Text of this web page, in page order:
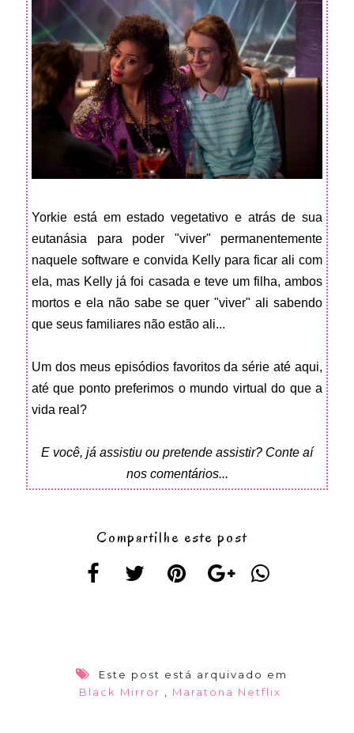
Yorkie está em estado vegetativo e atrás de sua
eutanásia para poder "viver" permanentemente
naquele software e convida Kelly para ficar ali com
ela, mas Kelly já foi casada e teve um filha, ambos
mortos e ela não sabe se quer "viver" ali sabendo
que seus familiares não estão ali...
Um dos meus episódios favoritos da série até aqui,
até que ponto preferimos o mundo virtual do que a
vida real?
E você, já assistiu ou pretende assistir? Conte aí
nos comentários...
Compartilhe este post
Este post está arquivado em
Black Mirror
Maratona Netflix